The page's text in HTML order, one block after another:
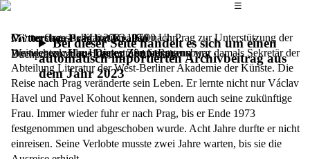
Das
☰
Bei dieser Seite handelt es sich um einen
automatisch importierten Archivbeitrag aus
dem Jahr 2023
Mütterchen Prag hat Krallen
Buchpräsentation, Lesung und Musik
Günter Grass schickte ihn 1970 nach Prag zur Unterstützung der
Dissidenten:Hans Dieter Zimmermannwar damals Sekretär der
Abteilung Literatur der West-Berliner Akademie der Künste. Die
Reise nach Prag veränderte sein Leben. Er lernte nicht nur Václav
Havel und Pavel Kohout kennen, sondern auch seine zukünftige
Frau. Immer wieder fuhr er nach Prag, bis er Ende 1973
festgenommen und abgeschoben wurde. Acht Jahre durfte er nicht
einreisen. Seine Verlobte musste zwei Jahre warten, bis sie die
Donnerstag, 11. Mai 2023,19.00 Uhr
Weinschenkvilla, Hoppestraße 6, Regensburg